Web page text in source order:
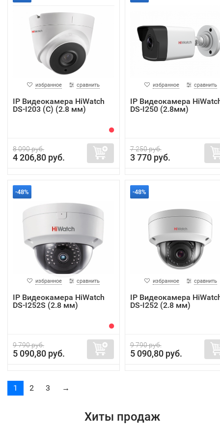
избранное сравнить
IP Видеокамера HiWatch
DS-I203 (C) (2.8 мм)
8 090 руб.
4 206,80 руб.
избранное сравнить
IP Видеокамера
DS-I250 (2.8мм)
7 250 руб.
3 770 руб.
-48%
избранное сравнить
IP Видеокамера HiWatch
DS-I252S (2.8 мм)
9 790 руб.
5 090,80 руб.
-48%
избранное сравнить
IP Видеокамера
DS-I252 (2.8 мм)
9 790 руб.
5 090,80 руб.
1 2 3 →
Хиты продаж